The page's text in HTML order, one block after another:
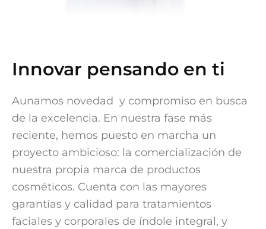
Innovar pensando en ti
Aunamos novedad y compromiso en busca
de la excelencia. En nuestra fase más
reciente, hemos puesto en marcha un
proyecto ambicioso: la comercialización de
nuestra propia marca de productos
cosméticos. Cuenta con las mayores
garantías y calidad para tratamientos
faciales y corporales de índole integral, y